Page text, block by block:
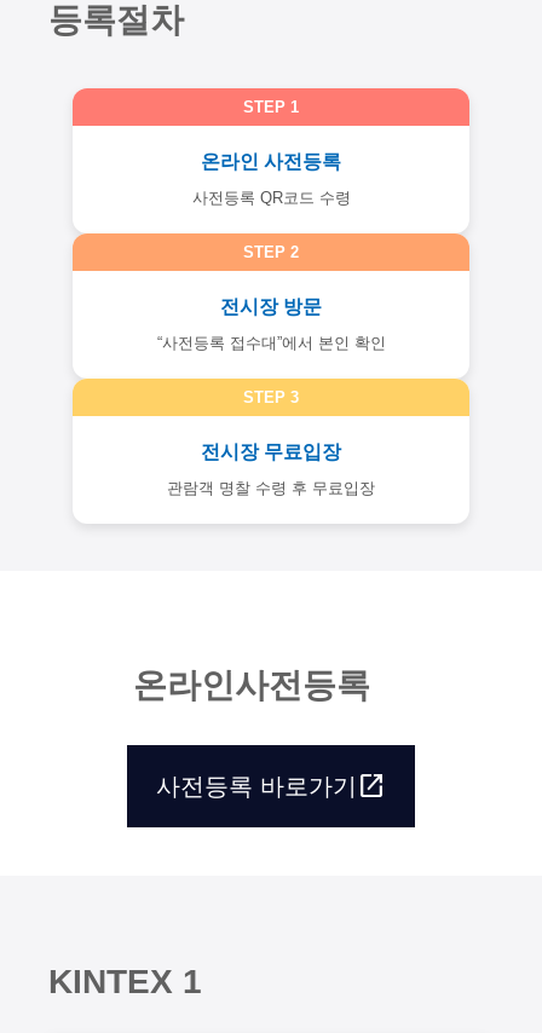
등록절차
STEP 1
온라인 사전등록
사전등록 QR코드 수령
STEP 2
전시장 방문
“사전등록 접수대”에서 본인 확인
STEP 3
전시장 무료입장
관람객 명찰 수령 후 무료입장
온라인사전등록
사전등록 바로가기 open_in_new
open_in_new
KINTEX 1